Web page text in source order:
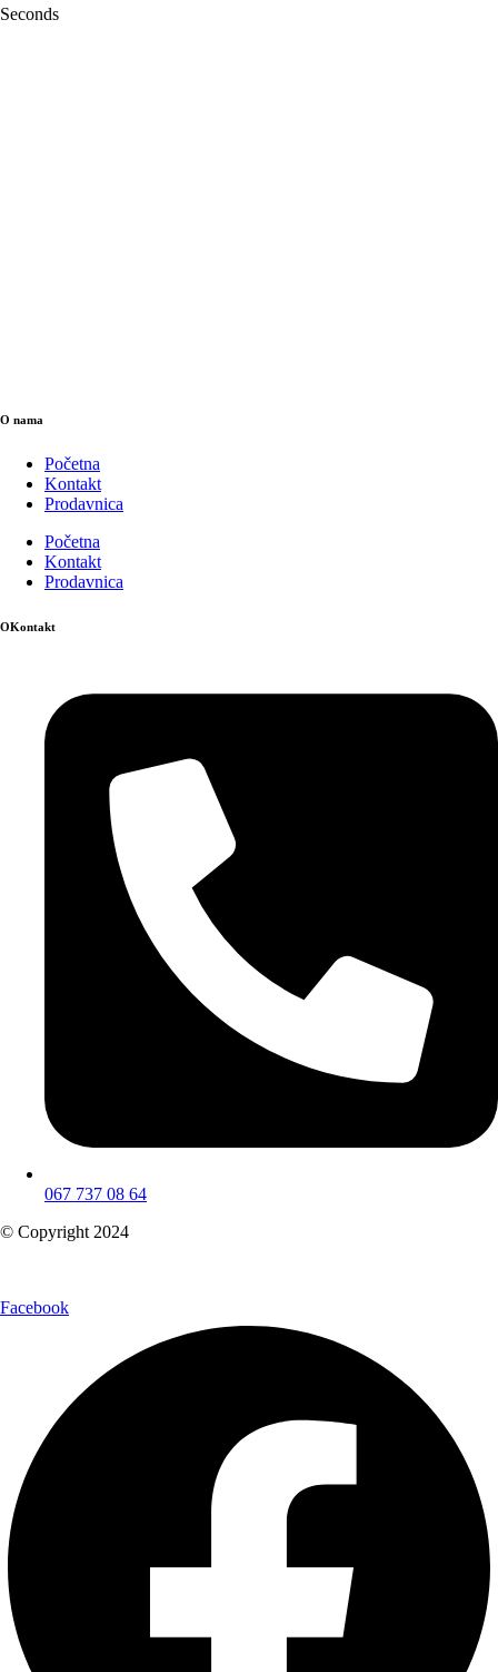
Seconds
O nama
Početna
Kontakt
Prodavnica
Početna
Kontakt
Prodavnica
OKontakt
067 737 08 64
© Copyright 2024
Facebook